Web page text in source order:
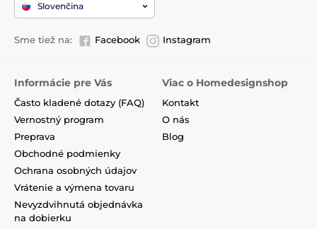
Slovenčina
Sme tiež na: Facebook Instagram
Informácie pre Vás
Často kladené dotazy (FAQ)
Vernostný program
Preprava
Obchodné podmienky
Ochrana osobných údajov
Vrátenie a výmena tovaru
Nevyzdvihnutá objednávka
na dobierku
Viac o Homedesignshop
Kontakt
O nás
Blog